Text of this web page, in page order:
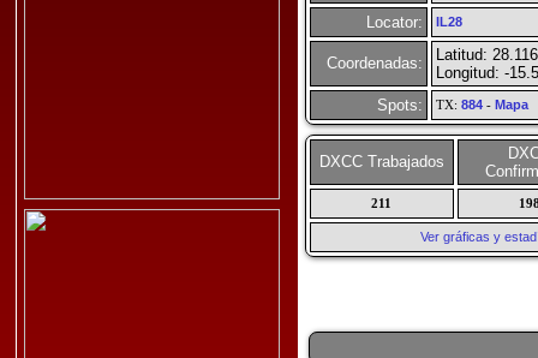
Locator:
IL28
Coordenadas:
Latitud:
Longitud: -
Spots:
TX: 884- Mapa
DXCC Trabajados
211
Ver gráficas y